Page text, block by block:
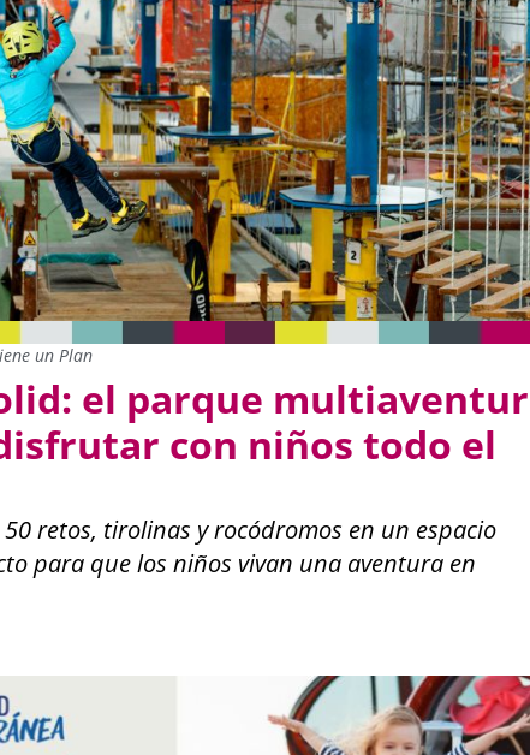
un Plan
el parque
con niños todo el
retos, tirolinas y rocódromos en un espacio
para que los niños vivan una aventura en